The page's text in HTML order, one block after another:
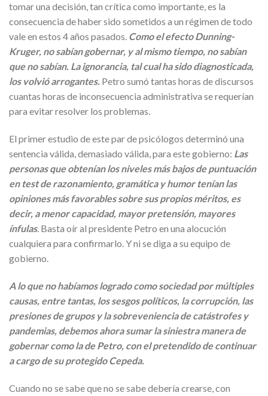
tomar una decisión, tan crítica como importante, es la
consecuencia de haber sido sometidos a un régimen de todo
vale en estos 4 años pasados. Como el efecto Dunning-
Kruger, no sabían gobernar, y al mismo tiempo, no sabían
que no sabían. La ignorancia, tal cual ha sido diagnosticada,
los volvió arrogantes. Petro sumó tantas horas de discursos
cuantas horas de inconsecuencia administrativa se requerían
para evitar resolver los problemas.
El primer estudio de este par de psicólogos determinó una
sentencia válida, demasiado válida, para este gobierno: Las
personas que obtenían los niveles más bajos de puntuación
en test de razonamiento, gramática y humor tenían las
opiniones más favorables sobre sus propios méritos, es
decir, a menor capacidad, mayor pretensión, mayores
ínfulas. Basta oír al presidente Petro en una alocución
cualquiera para confirmarlo. Y ni se diga a su equipo de
gobierno.
A lo que no habíamos logrado como sociedad por múltiples
causas, entre tantas, los sesgos políticos, la corrupción, las
presiones de grupos y la sobreveniencia de catástrofes y
pandemias, debemos ahora sumar la siniestra manera de
gobernar como la de Petro, con el pretendido de continuar
a cargo de su protegido Cepeda.
Cuando no se sabe que no se sabe debería crearse, con